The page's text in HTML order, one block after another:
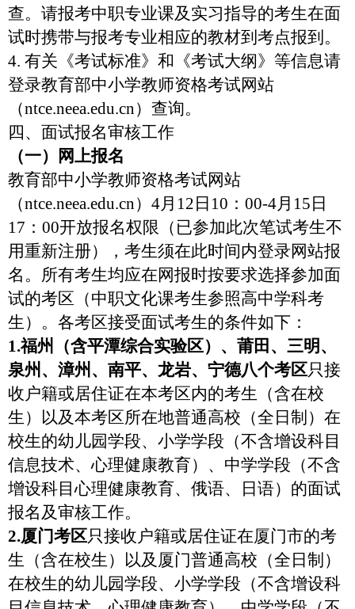
查。请报考中职专业课及实习指导的考生在面
试时携带与报考专业相应的教材到考点报到。
4. 有关《考试标准》和《考试大纲》等信息请
登录教育部中小学教师资格考试网站
（ntce.neea.edu.cn）查询。
四、面试报名审核工作
（一）网上报名
教育部中小学教师资格考试网站
（ntce.neea.edu.cn） 4月 12 日 10 ： 00-4月 15 日
17 ： 00开放报名权限（已参加此次笔试考生不
用重新注册）， 考生须在此时间内登录网站报
名。所有考生均应在网报时按要求选择参加面
试的考区（中职文化课考生参照高中学科考
生 ） 。各考区接受面试考生的条件如下：
1.福州（含平潭综合实验区）、莆田、三明、
泉州、漳州、南平、龙岩、宁德八个考区只接
收户籍或居住证在本考区内的考生（含在校
生）以及本考区所在地普通高校（全日制）在
校生的幼儿园学段、小学学段（不含增设科目
信息技术、心理健康教育）、中学学段（不含
增设科目心理健康教育、俄语、日语）的面试
报名及审核工作。
2.厦门考区只接收户籍或居住证在厦门市的考
生（含在校生）以及厦门普通高校（全日制）
在校生的幼儿园学段、小学学段（不含增设科